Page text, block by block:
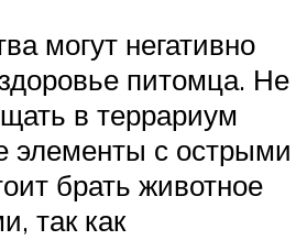
могут негативно
питомца. Не
в террариум
элементы с острыми
брать животное
так как